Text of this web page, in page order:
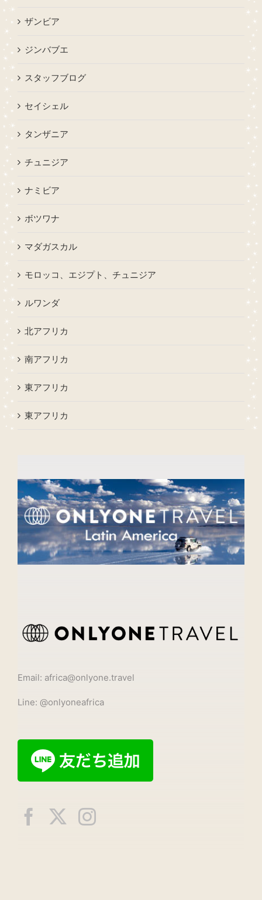
ザンビア
ジンバブエ
スタッフブログ
セイシェル
タンザニア
チュニジア
ナミビア
ボツワナ
マダガスカル
モロッコ、エジプト、チュニジア
ルワンダ
北アフリカ
南アフリカ
東アフリカ
東アフリカ
Email: africa@onlyone.travel
Line: @onlyoneafrica